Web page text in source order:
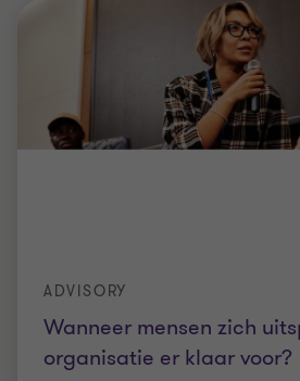
Wanneer mensen zich
organisatie er klaar voor?
ADVISORY